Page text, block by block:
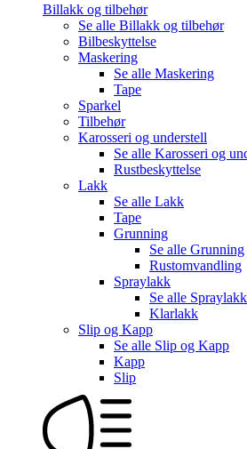
Billakk og tilbehør
Se alle Billakk og tilbehør
Bilbeskyttelse
Maskering
Se alle Maskering
Tape
Sparkel
Tilbehør
Karosseri og understell
Se alle Karosseri og
Rustbeskyttelse
Lakk
Se alle Lakk
Tape
Grunning
Se alle Grunning
Rustomvandling
Spraylakk
Se alle Spraylakk
Klarlakk
Slip og Kapp
Se alle Slip og Kapp
Kapp
Slip